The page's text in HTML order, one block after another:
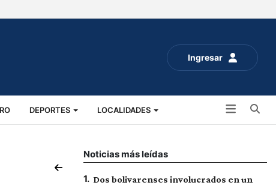
Ingresar
DEPORTES LOCALIDADES
Noticias más leídas
1. Dos bolivarenses involucrados en un